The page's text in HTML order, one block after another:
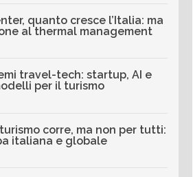
quanto cresce l’Italia: ma
al thermal management
travel-tech: startup, AI e
per il turismo
turismo corre, ma non per tutti:
italiana e globale